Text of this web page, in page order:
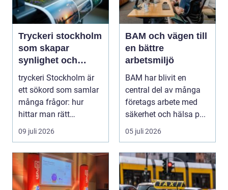
Tryckeri stockholm
som skapar
synlighet och
förtroende
tryckeri Stockholm är
ett sökord som samlar
många frågor: hur
hittar man rätt
leverantör, vad skilje...
09 juli 2026
BAM och vägen till
en bättre
arbetsmiljö
BAM har blivit en
central del av många
företags arbete med
säkerhet och hälsa p...
05 juli 2026